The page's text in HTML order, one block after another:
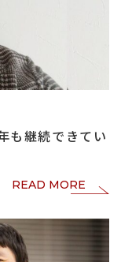
も継続できてい
READ MORE